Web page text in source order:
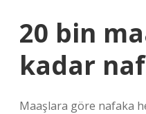
20 bin
kadar
Maaşlara göre nafaka